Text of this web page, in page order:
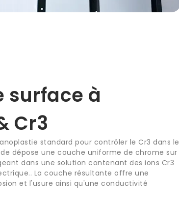
surface à
Cr3
standard pour contrôler le Cr3 dans le
dépose une couche uniforme de chrome sur
dans une solution contenant des ions Cr3
La couche résultante offre une
et l'usure ainsi qu'une conductivité